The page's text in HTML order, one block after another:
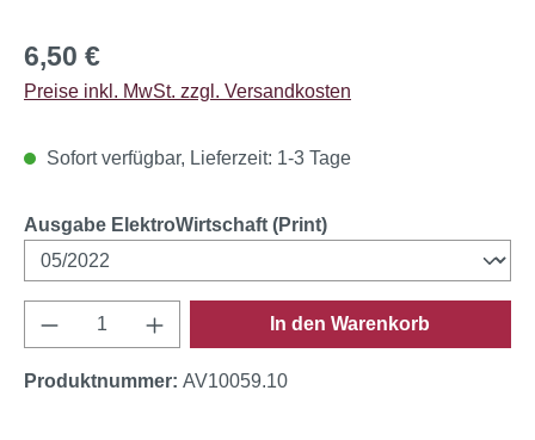
Regulärer Preis:
6,50 €
Preise inkl. MwSt. zzgl. Versandkosten
Sofort verfügbar, Lieferzeit: 1-3 Tage
Ausgabe ElektroWirtschaft (Print)auswählen
Produkt Anzahl: Gib den gewünschten
In den Warenkorb
Produktnummer: AV10059.10